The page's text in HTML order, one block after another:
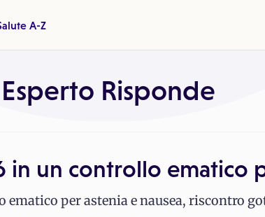
A-Z
Esperto Risponde
in un controllo ematico
per astenia e nausea, riscontro